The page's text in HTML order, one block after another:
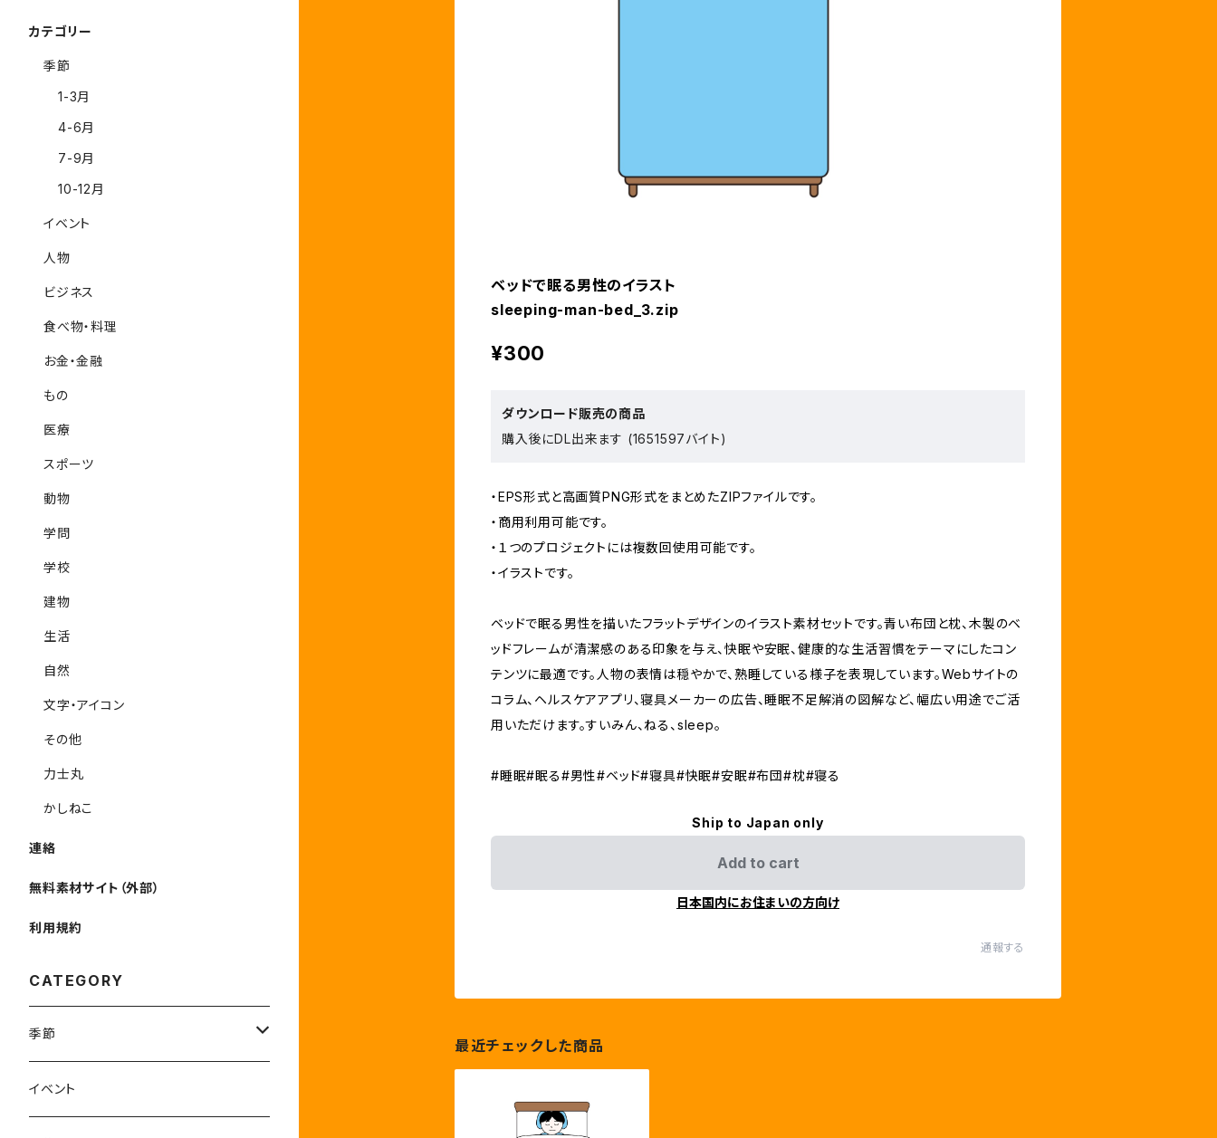
ベッドで眠る男性のイラスト
sleeping-man-bed_3.zip
¥300
ダウンロード販売の商品
購入後にDL出来ます (1651597バイト)
・EPS形式と高画質PNG形式をまとめたZIPファイルです。
・商用利用可能です。
・１つのプロジェクトには複数回使用可能です。
・イラストです。
ベッドで眠る男性を描いたフラットデザインのイラスト素材セットです。青い布団と枕、木製のベ
ッドフレームが清潔感のある印象を与え、快眠や安眠、健康的な生活習慣をテーマにしたコン
テンツに最適です。人物の表情は穏やかで、熟睡している様子を表現しています。Webサイトの
コラム、ヘルスケアアプリ、寝具メーカーの広告、睡眠不足解消の図解など、幅広い用途でご活
用いただけます。すいみん、ねる、sleep。
#睡眠#眠る#男性#ベッド#寝具#快眠#安眠#布団#枕#寝る
Ship to Japan only
Add to cart
日本国内にお住まいの方向け
通報する
最近チェックした商品
カテゴリー
季節
1-3月
4-6月
7-9月
10-12月
イベント
人物
ビジネス
食べ物・料理
お金・金融
もの
医療
スポーツ
動物
学問
学校
建物
生活
自然
文字・アイコン
その他
力士丸
かしねこ
連絡
無料素材サイト（外部）
利用規約
CATEGORY
季節
1-3月
イベント